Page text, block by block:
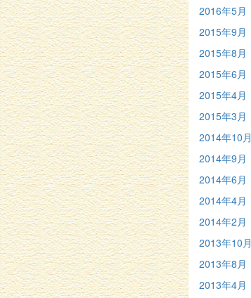
2016年5月
2015年9月
2015年8月
2015年6月
2015年4月
2015年3月
2014年10月
2014年9月
2014年6月
2014年4月
2014年2月
2013年10月
2013年8月
2013年4月